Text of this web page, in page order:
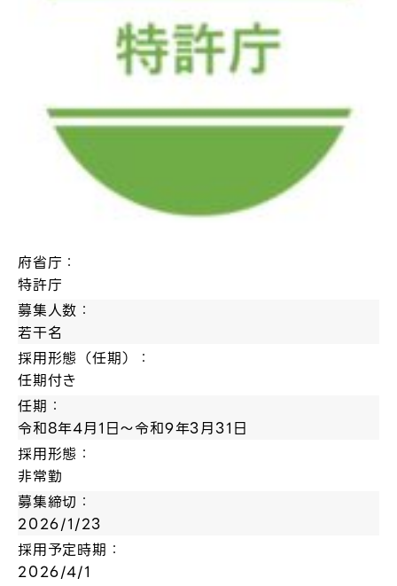
府省庁：
特許庁
募集人数：
若干名
採用形態（任期）：
任期付き
任期：
令和8年4月1日～令和9年3月31日
採用形態：
非常勤
募集締切：
2026/1/23
採用予定時期：
2026/4/1